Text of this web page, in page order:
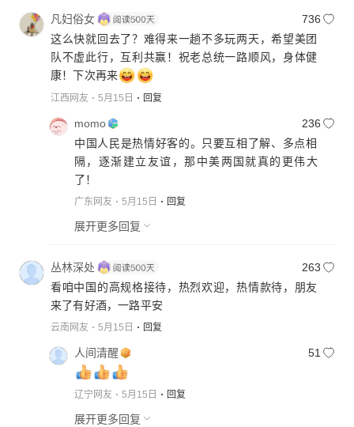
凡妇俗女
736
这么快就回去了？难得来一趟不多玩两天，希望美团
队不虚此行，互利共赢！祝老总统一路顺风，身体健
康！下次再来
江西网友 5月15日 回复
momo
236
中国人民是热情好客的。只要互相了解、多点相
隔，逐渐建立友谊，那中美两国就真的更伟大
了！
广东网友 5月15日 回复
展开更多回复
丛林深处
263
看咱中国的高规格接待，热烈欢迎，热情款待，朋友
来了有好酒，一路平安
云南网友 5月15日 回复
人间清醒 51
辽宁网友 5月15日 回复
展开更多回复